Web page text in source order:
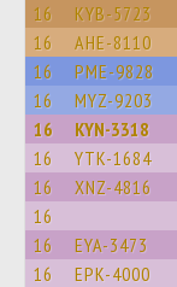
16 KYB-5723
16 AHE-8110
16 PME-9828
16 MYZ-9203
16 KYN-3318
16 YTK-1684
16 XNZ-4816
16
16 EYA-3473
16 EPK-4000